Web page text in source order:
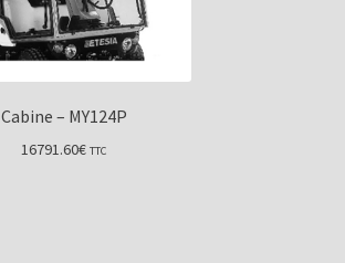
Cabine – MY124P
16791.60€ TTC